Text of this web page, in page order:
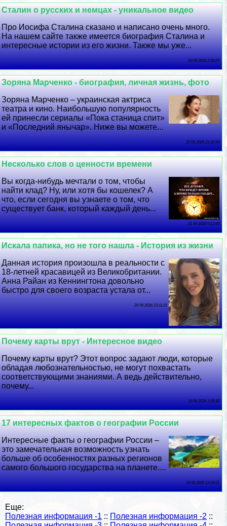
Сталин о русских и немцах - уникальное видео
Про Иосифа Сталина сказано и написано очень много.
На нашем сайте также имеется биография Сталина и
интересные истории из его жизни. Также мы уже...
23 06 2026 2:56:25
Зоряна Марченко - биография, личная жизнь, фото
Зоряна Марченко – украинская актриса
театра и кино. Наибольшую популярность
ей принесли сериалы «Пока станица спит»
и «Последний янычар». Ниже вы можете...
22 06 2026 21:32:54
Несколько слов о ценности времени
Вы когда-нибудь мечтали о том, чтобы
найти клад? Ну, или хотя бы кошелек? А
что, если сегодня вы узнаете о том, что
существует банк, который каждый день...
21 06 2026 9:13:49
Искала папика, но не того нашла - История из жизни
Данная история произошла в реальности с
18-летней красавицей из Великобритании.
Анна Райан из Кеннингтона довольно
быстро для своего возраста устала от...
20 06 2026 23:11:21
Почему карты врут - Интересное видео
Почему карты врут? Этот вопрос задают люди, которые
обладая любознательностью, не могут похвастать
соответствующими знаниями. А ведь действительно,
почему...
19 06 2026 1:59:30
17 интересных фактов о географии России
Интересные факты о географии России –
это замечательная возможность узнать
больше об особенностях разных регионов
самого большого государства на планете....
18 06 2026 13:18:31
Еще:
Полезная информация -1 :: Полезная информация -2 ::